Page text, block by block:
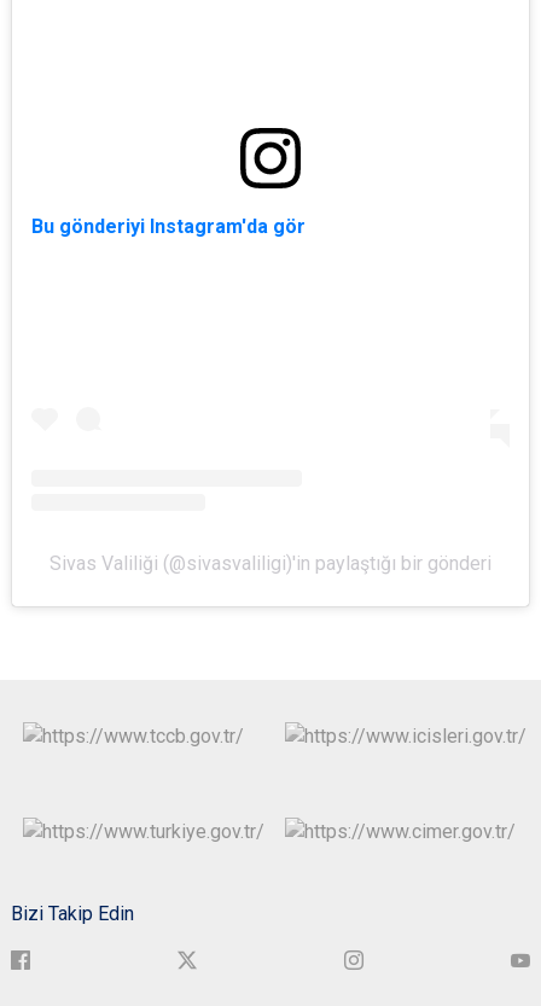
Bu gönderiyi Instagram'da gör
Sivas Valiliği (@sivasvaliligi)'in paylaştığı bir gönderi
Bizi Takip Edin